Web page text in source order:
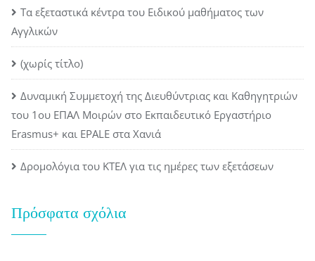
Τα εξεταστικά κέντρα του Ειδικού μαθήματος των
Αγγλικών
(χωρίς τίτλο)
Δυναμική Συμμετοχή της Διευθύντριας και Καθηγητριών
του 1ου ΕΠΑΛ Μοιρών στο Εκπαιδευτικό Εργαστήριο
Erasmus+ και EPALE στα Χανιά
Δρομολόγια του ΚΤΕΛ για τις ημέρες των εξετάσεων
Πρόσφατα σχόλια